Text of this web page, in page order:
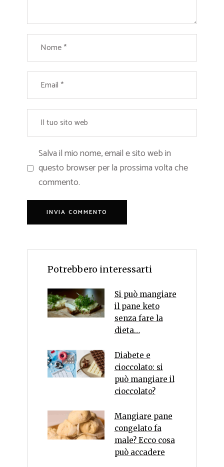
Salva il mio nome, email e sito web in
questo browser per la prossima volta che
commento.
Potrebbero interessarti
Si può mangiare
il pane keto
senza fare la
dieta…
Diabete e
cioccolato: si
può mangiare il
cioccolato?
Mangiare pane
congelato fa
male? Ecco cosa
può accadere